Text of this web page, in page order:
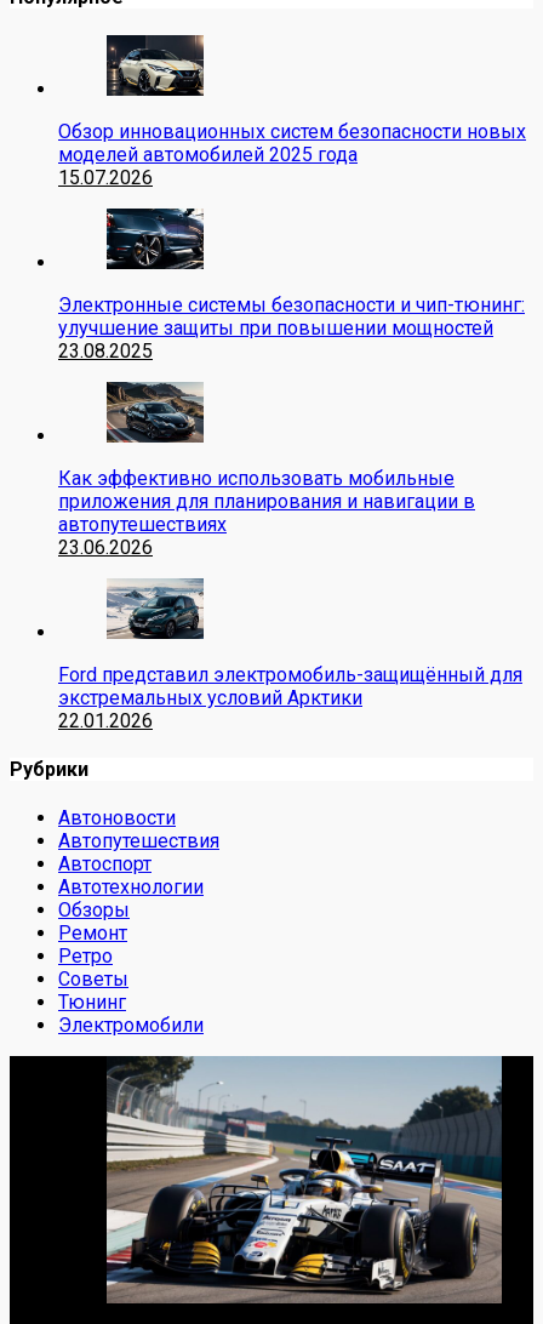
Обзор инновационных систем безопасности новых
моделей автомобилей 2025 года
15.07.2026
Электронные системы безопасности и чип-тюнинг:
улучшение защиты при повышении мощностей
23.08.2025
Как эффективно использовать мобильные
приложения для планирования и навигации в
автопутешествиях
23.06.2026
Ford представил электромобиль-защищённый для
экстремальных условий Арктики
22.01.2026
Рубрики
Автоновости
Автопутешествия
Автоспорт
Автотехнологии
Обзоры
Ремонт
Ретро
Советы
Тюнинг
Электромобили